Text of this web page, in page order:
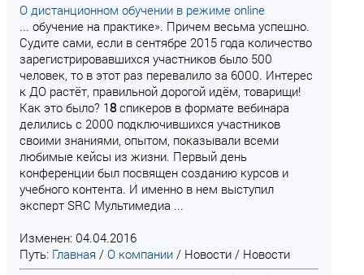
О дистанционном обучении в режиме online
... обучение на практике». Причем весьма успешно.
Судите сами, если в сентябре 2015 года количество
зарегистрировавшихся участников было 500
человек, то в этот раз перевалило за 6000. Интерес
к ДО растёт, правильной дорогой идём, товарищи!
Как это было? 18спикеров в формате вебинара
делились с 2000 подключившихся участников
своими знаниями, опытом, показывали всеми
любимые кейсы из жизни. Первый день
конференции был посвящен созданию курсов и
учебного контента. И именно в нем выступил
эксперт SRC Мультимедиа ...
Изменен: 04.04.2016
Путь: Главная / О компании / Новости / Новости